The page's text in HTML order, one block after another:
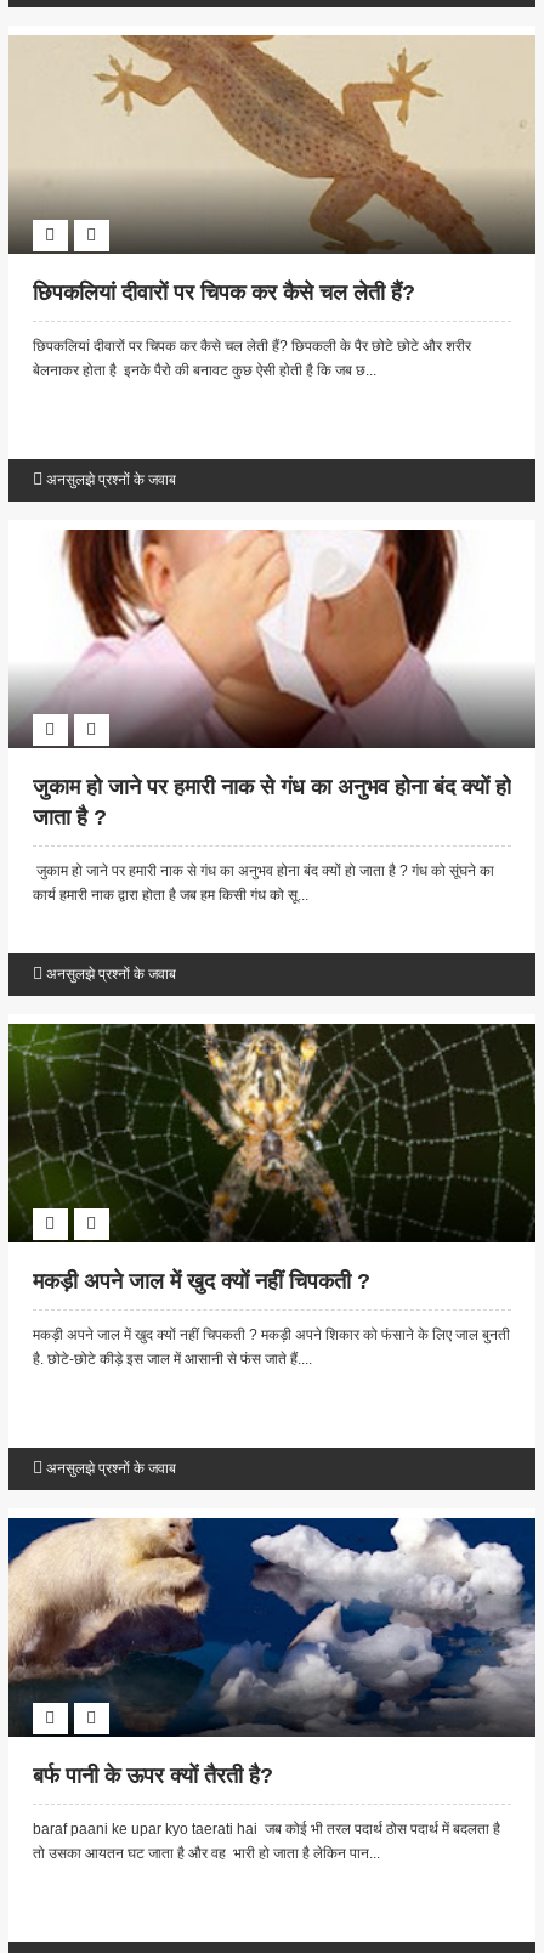
छिपकलियां दीवारों पर चिपक कर कैसे चल लेती हैं?
छिपकलियां दीवारों पर चिपक कर कैसे चल लेती हैं? छिपकली के पैर छोटे छोटे और शरीर
बेलनाकर होता है इनके पैरो की बनावट कुछ ऐसी होती है कि जब छ...
अनसुलझे प्रश्नों के जवाब
जुकाम हो जाने पर हमारी नाक से गंध का अनुभव होना बंद क्यों हो
जाता है ?
जुकाम हो जाने पर हमारी नाक से गंध का अनुभव होना बंद क्यों हो जाता है ? गंध को सूंघने का
कार्य हमारी नाक द्वारा होता है जब हम किसी गंध को सू...
अनसुलझे प्रश्नों के जवाब
मकड़ी अपने जाल में खुद क्यों नहीं चिपकती ?
मकड़ी अपने जाल में खुद क्यों नहीं चिपकती ? मकड़ी अपने शिकार को फंसाने के लिए जाल बुनती
है. छोटे-छोटे कीड़े इस जाल में आसानी से फंस जाते हैं....
अनसुलझे प्रश्नों के जवाब
बर्फ पानी के ऊपर क्यों तैरती है?
baraf paani ke upar kyo taerati hai जब कोई भी तरल पदार्थ ठोस पदार्थ में बदलता है
तो उसका आयतन घट जाता है और वह भारी हो जाता है लेकिन पान...